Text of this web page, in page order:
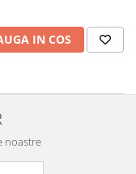
IN COS
noastre